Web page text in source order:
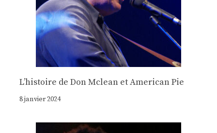
Lʼhistoire de Don Mclean et American Pie
8 janvier 2024